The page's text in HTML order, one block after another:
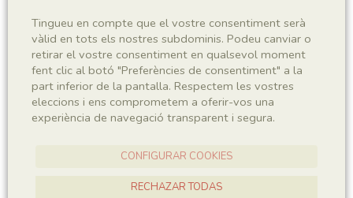
Regne
Plantae
Phyllum
Spermatophyta
Subphyllum
Angiospermae
Classe
Magnoliopsida
Familia
Tingueu en compte que el vostre consentiment serà
vàlid en tots els nostres subdominis. Podeu canviar o
retirar el vostre consentiment en qualsevol moment
fent clic al botó "Preferències de consentiment" a la
part inferior de la pantalla. Respectem les vostres
eleccions i ens comprometem a oferir-vos una
experiència de navegació transparent i segura.
CONFIGURAR COOKIES
RECHAZAR TODAS